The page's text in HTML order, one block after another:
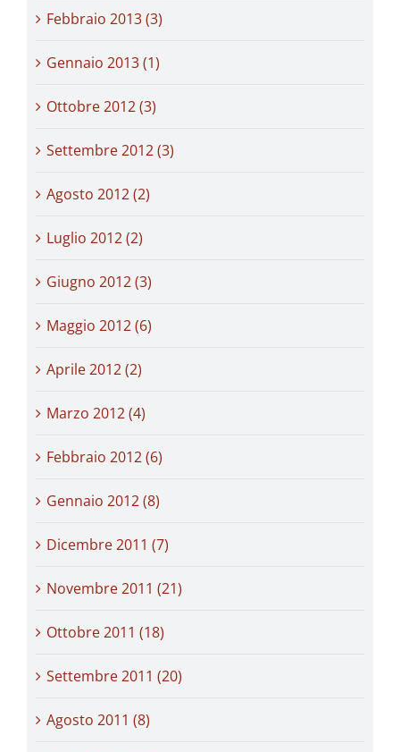
Febbraio 2013 (3)
Gennaio 2013 (1)
Ottobre 2012 (3)
Settembre 2012 (3)
Agosto 2012 (2)
Luglio 2012 (2)
Giugno 2012 (3)
Maggio 2012 (6)
Aprile 2012 (2)
Marzo 2012 (4)
Febbraio 2012 (6)
Gennaio 2012 (8)
Dicembre 2011 (7)
Novembre 2011 (21)
Ottobre 2011 (18)
Settembre 2011 (20)
Agosto 2011 (8)